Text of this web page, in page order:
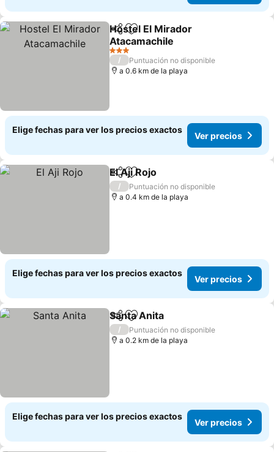
CompartirAgregar a favoritos
Hostel El Mirador
Atacamachile
3 Estrellas
/
Puntuación no disponible
a 0.6 km de la playa
Elige fechas para ver los precios exactos
Ver precios
CompartirAgregar a favoritos
El Aji Rojo
/
Puntuación no disponible
a 0.4 km de la playa
Elige fechas para ver los precios exactos
Ver precios
CompartirAgregar a favoritos
Santa Anita
/
Puntuación no disponible
a 0.2 km de la playa
Elige fechas para ver los precios exactos
Ver precios